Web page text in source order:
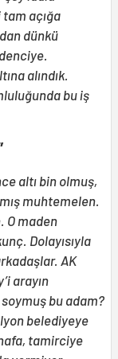
açığa
dünkü
alındık.
bu iş
altı bin olmuş,
muhtemelen.
O maden
Dolayısıyla
AK
arayın
soymuş bu adam?
belediyeye
tamirciye